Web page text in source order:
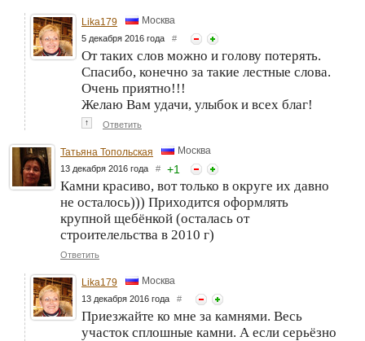
Lika179 Москва
5 декабря 2016 года #
От таких слов можно и голову потерять.
Спасибо, конечно за такие лестные слова.
Очень приятно!!!
Желаю Вам удачи, улыбок и всех благ!
↑ Ответить
Татьяна Топольская Москва
13 декабря 2016 года # +1
Камни красиво, вот только в округе их давно
не осталось))) Приходится оформлять
крупной щебёнкой (осталась от
строителельства в 2010 г)
Ответить
Lika179 Москва
13 декабря 2016 года #
Приезжайте ко мне за камнями. Весь
участок сплошные камни. А если серьёзно